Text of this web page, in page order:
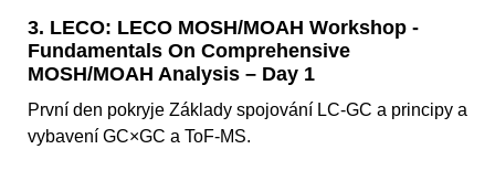
3. LECO: LECO MOSH/MOAH Workshop -
Fundamentals On Comprehensive
MOSH/MOAH Analysis – Day 1
První den pokryje Základy spojování LC-GC a principy a
vybavení GC×GC a ToF-MS.